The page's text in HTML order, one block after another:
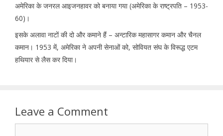
अमेरिका के जनरल आइजनहावर को बनाया गया (अमेरिका के राष्ट्रपति – 1953-
60)।
इसके अलावा नाटों की दो और कमाने हैं – अन्टारिक महासागर कमान और चैनल
कमान। 1953 में, अमेरिका ने अपनी सेनाओं को, सोवियत संघ के विरूद्ध एटम
हथियार से लैस कर दिया।
Leave a Comment